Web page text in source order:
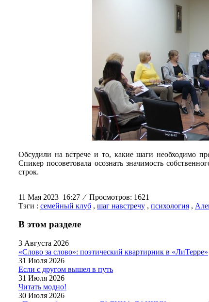
Обсудили на встрече и то, какие шаги необходимо
Спикер посоветовала осознать значимость
строк.
11 Мая 2023 16:27⁄Просмотров: 1621
Тэги : семейный клуб , шаг навстречу , психология ,
В этом разделе
3 Августа 2026
«Слово за слово»: поэтический квартирник в «ЛиТерре»
31 Июля 2026
Если с другом вышел в путь
31 Июля 2026
Читать модно!
30 Июля 2026